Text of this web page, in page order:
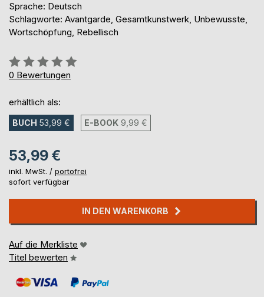
Sprache: Deutsch
Schlagworte: Avantgarde, Gesamtkunstwerk, Unbewusste,
Wortschöpfung, Rebellisch
Bewertung::
0%
0 Bewertungen
erhältlich als:
BUCH 53,99 € E-BOOK 9,99 €
53,99 €
inkl. MwSt. / portofrei
sofort verfügbar
IN DEN WARENKORB
Auf die Merkliste
Titel bewerten